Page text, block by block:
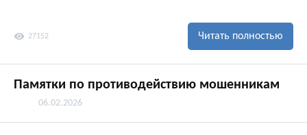
visibility 27152 Читать полностью
Памятки по противодействию мошенникам
06.02.2026